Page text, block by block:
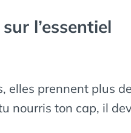
l’essentiel
elles prennent plus
nourris ton cap, il